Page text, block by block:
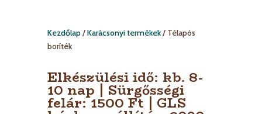
Kezdőlap/Karácsonyi termékek/ Télapós
boríték
Elkészülési idő: kb. 8-
10 nap | Sürgősségi
felár: 1500 Ft | GLS